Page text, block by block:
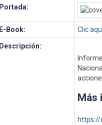
Portada:
E-Book: Clic
Descripción:
Más